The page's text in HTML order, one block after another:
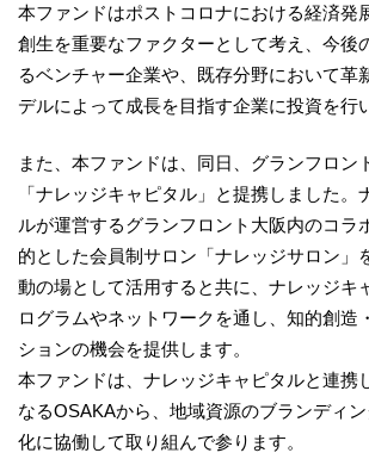
本ファンドはポストコロナにおける経済発
創生を重要なファクターとして考え、今後
るベンチャー企業や、既存分野において革
デルによって成長を目指す企業に投資を行
また、本ファンドは、同日、グランフロン
「ナレッジキャピタル」と提携しました。
ルが運営するグランフロント大阪内のコラ
的とした会員制サロン「ナレッジサロン」
動の場として活用すると共に、ナレッジキ
ログラムやネットワークを通し、知的創造
ションの機会を提供します。
本ファンドは、ナレッジキャピタルと連携
なるOSAKAから、地域資源のブランディ
化に協働して取り組んで参ります。